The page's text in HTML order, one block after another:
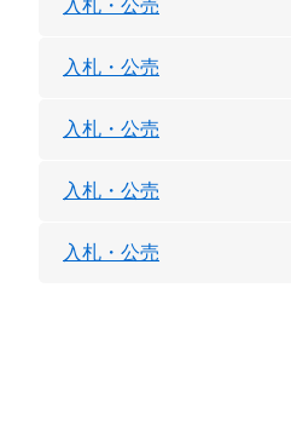
入札・公売
入札・公売
入札・公売
入札・公売
入札・公売